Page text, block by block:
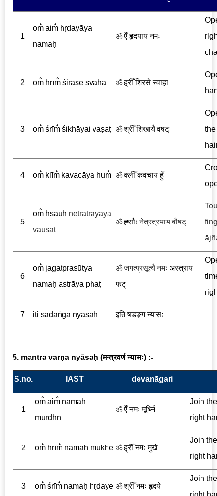
1
om̐ aim̐ hṛdayāya
namaḥ
ॐऐँहृदयाय नमः
2 om̐ hrīm̐ śirase svāhā ॐह्रीँशिरसे स्वाहा
3 om̐ śrīm̐ śikhāyai vaṣaṭ ॐश्रीँ शिखायै वषट्
the
4 om̐ klīm̐ kavacāya hum̐ ॐक्लीँ कवचाय हुँ
5
om̐ hsauḥ netratrayāya
vauṣaṭ
ॐह्सौःनेत्रत्रयाय वौषट्
6
om̐ jagatprasūtyai
namaḥ astrāya phaṭ
ॐ जगत्प्रसूत्यै नमः अस्त्राय
फट्
7 iti ṣaḍaṅga nyāsaḥ इति षडङ्ग न्यासः
5. mantra varṇa nyāsaḥ (मन्त्रवर्ण न्यासः) :-
S.no. IAST devanāgari
1
om̐ aim̐ namaḥ
mūrdhni
ॐऐँ नमः मूर्ध्नि
Join
right
2 om̐ hrīm̐ namaḥ mukhe ॐह्रीँ नमः मुखे
Join
right
3 om̐ śrīm̐ namaḥ hṛdaye ॐश्रीँ नमः हृदये
Join